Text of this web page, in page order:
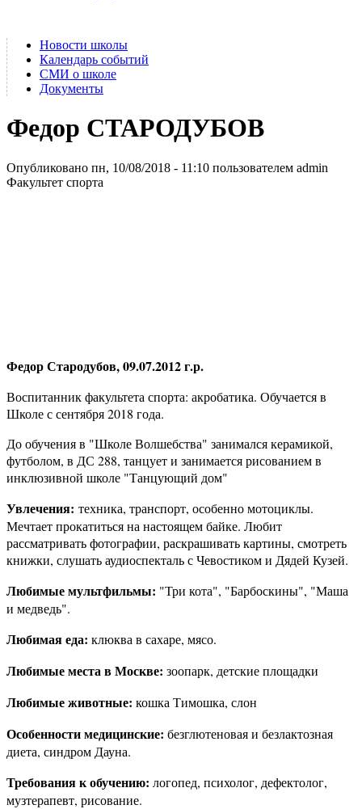
Новости школы
Календарь событий
СМИ о школе
Документы
Федор СТАРОДУБОВ
Опубликовано пн, 10/08/2018 - 11:10 пользователем admin
Факультет спорта
Федор Стародубов, 09.07.2012 г.р.
Воспитанник факультета спорта: акробатика. Обучается в
Школе с сентября 2018 года.
До обучения в "Школе Волшебства" занимался керамикой,
футболом, в ДС 288, танцует и занимается рисованием в
инклюзивной школе "Танцующий дом"
Увлечения: техника, транспорт, особенно мотоциклы.
Мечтает прокатиться на настоящем байке. Любит
рассматривать фотографии, раскрашивать картины, смотреть
книжки, слушать аудиоспекталь с Чевостиком и Дядей Кузей.
Любимые мультфильмы: "Три кота", "Барбоскины", "Маша
и медведь".
Любимая еда: клюква в сахаре, мясо.
Любимые места в Москве: зоопарк, детские площадки
Любимые животные: кошка Тимошка, слон
Особенности медицинские: безглютеновая и безлактозная
диета, синдром Дауна.
Требования к обучению: логопед, психолог, дефектолог,
музтерапевт, рисование.